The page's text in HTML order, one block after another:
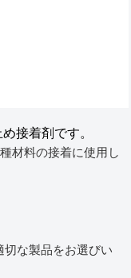
接着剤です。
材料の接着に使用し
な製品をお選びい